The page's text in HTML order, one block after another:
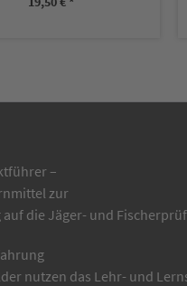
–
zur
die Jäger- und
nutzen das Lehr- und